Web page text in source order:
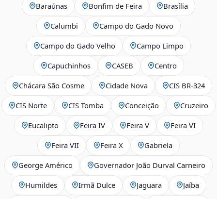
Baraúnas Bonfim de Feira Brasília
Calumbi Campo do Gado Novo
Campo do Gado Velho Campo Limpo
Capuchinhos CASEB Centro
Chácara São Cosme Cidade Nova CIS BR‑324
CIS Norte CIS Tomba Conceição Cruzeiro
Eucalipto Feira IV Feira V Feira VI
Feira VII Feira X Gabriela
George Américo Governador João Durval Carneiro
Humildes Irmã Dulce Jaguara Jaíba